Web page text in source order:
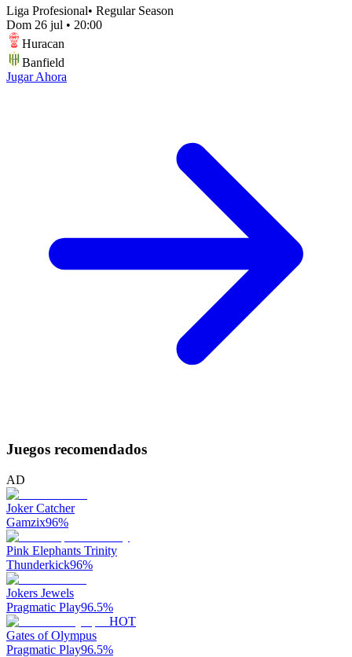
Liga Profesional• Regular Season
Dom 26 jul • 20:00
Huracan
Banfield
Jugar Ahora
Juegos recomendados
AD
Joker Catcher
Gamzix96%
Pink Elephants Trinity
Thunderkick96%
Jokers Jewels
Pragmatic Play96.5%
HOT
Gates of Olympus
Pragmatic Play96.5%